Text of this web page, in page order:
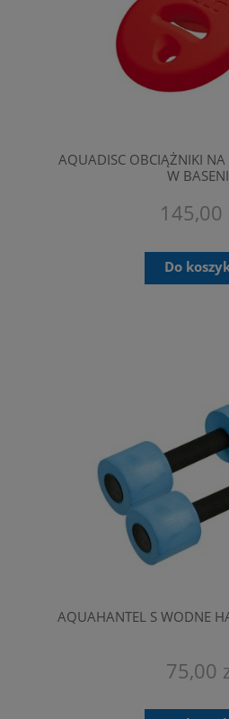
AQUADISC OBCIĄŻNIKI NA
W
145,00
Do
AQUAHANTEL S WODNE
75,00